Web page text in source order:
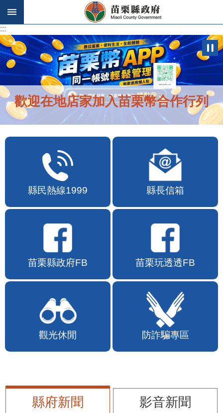
跳到主要內容區塊
:::
:::
歡迎在地店家加入苗栗幣合作行列
縣民熱線1999 縣長信箱
苗栗縣政府FB 苗栗玩透透FB
觀光休閒 防詐騙專區
縣府新聞
影音新聞